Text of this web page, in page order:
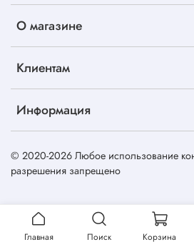
О магазине
Клиентам
Информация
© 2020-2026 Любое использование
разрешения запрещено
Главная Поиск Корзина